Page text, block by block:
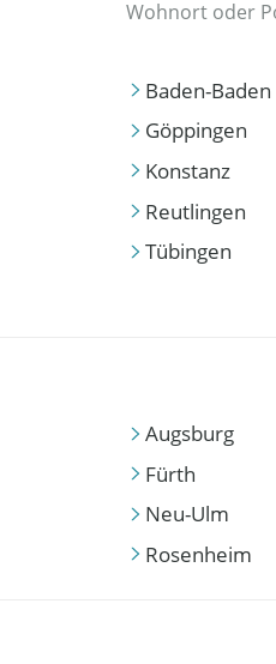
Baden-Baden
Göppingen
Konstanz
Reutlingen
Tübingen
Augsburg
Fürth
Neu-Ulm
Rosenheim